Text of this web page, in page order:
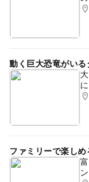
動く巨大恐竜がいる
ファミリーで楽し